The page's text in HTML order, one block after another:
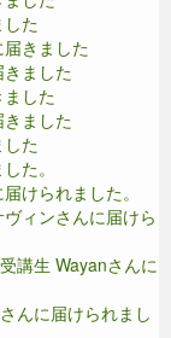
た
きました
ました
した
ました
た
た。
けられました。
ィンさんに届けら
講生 Wayanさんに
んに届けられまし